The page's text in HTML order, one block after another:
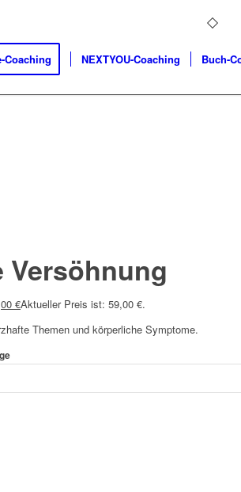
Coaching NEXTYOU-Coaching Buch-
Versöhnung
€Aktueller Preis ist: 59,00 €.
Themen und körperliche Symptome.